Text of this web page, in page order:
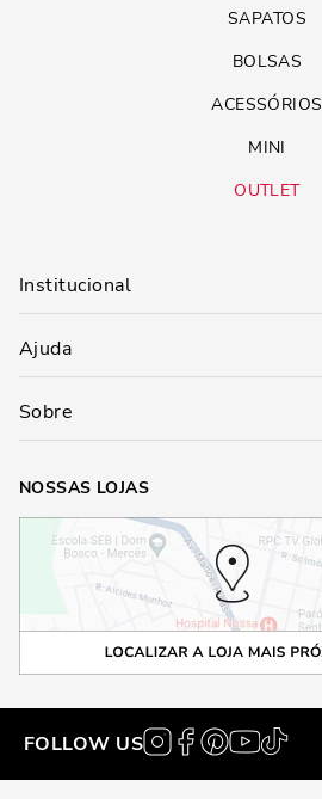
SAPATOS
BOLSAS
ACESSÓRIOS
MINI
OUTLET
Institucional
Ajuda
Sobre
NOSSAS LOJAS
FOLLOW US